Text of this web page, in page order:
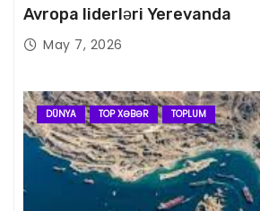
Avropa liderləri Yerevanda
May 7, 2026
DÜNYA TOP XƏBƏR TOPLUM